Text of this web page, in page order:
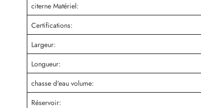
citerne Matériel:
Certifications:
Largeur:
Longueur:
chasse d'eau volume:
Réservoir: